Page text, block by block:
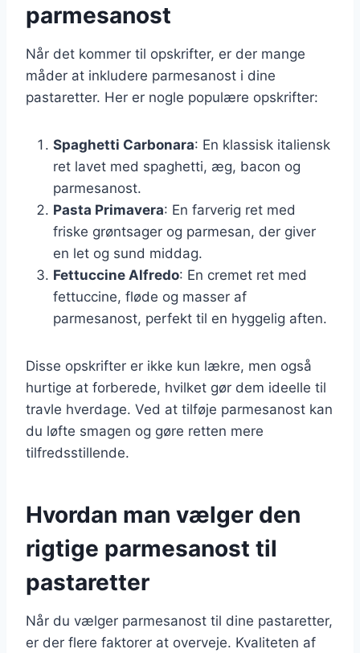
parmesanost
Når det kommer til opskrifter, er der mange
måder at inkludere parmesanost i dine
pastaretter. Her er nogle populære opskrifter:
Spaghetti Carbonara: En klassisk italiensk
ret lavet med spaghetti, æg, bacon og
parmesanost.
Pasta Primavera: En farverig ret med
friske grøntsager og parmesan, der giver
en let og sund middag.
Fettuccine Alfredo: En cremet ret med
fettuccine, fløde og masser af
parmesanost, perfekt til en hyggelig aften.
Disse opskrifter er ikke kun lækre, men også
hurtige at forberede, hvilket gør dem ideelle til
travle hverdage. Ved at tilføje parmesanost kan
du løfte smagen og gøre retten mere
tilfredsstillende.
Hvordan man vælger den
rigtige parmesanost til
pastaretter
Når du vælger parmesanost til dine pastaretter,
er der flere faktorer at overveje. Kvaliteten af